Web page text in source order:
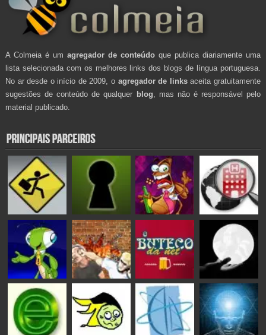
A Colmeia é um agregador de conteúdo que publica diariamente uma
lista selecionada com os melhores links dos blogs de língua portuguesa.
No ar desde o início de 2009, o agregador de linksaceita gratuitamente
sugestões de conteúdo de qualquer blog , mas não é responsável pelo
material publicado.